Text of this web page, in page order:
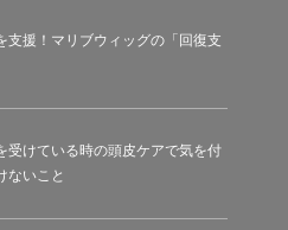
支援！マリブウィッグの「回復支
受けている時の頭皮ケアで気を付
ないこと